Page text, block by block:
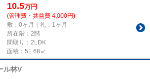
10.5万円
(管理費・共益費 4,000円)
敷：0ヶ月｜礼：1ヶ月
所在階：2階
間取り：2LDK
面積：51.68㎡
ル林V